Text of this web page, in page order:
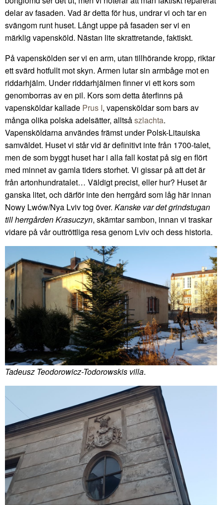
delar av fasaden. Vad är detta för hus, undrar vi och tar en
svängom runt huset. Långt uppe på fasaden ser vi en
märklig vapensköld. Nästan lite skrattretande, faktiskt.
På vapenskölden ser vi en arm, utan tillhörande kropp, riktar
ett svärd hotfullt mot skyn. Armen lutar sin armbåge mot en
riddarhjälm. Under riddarhjälmen finner vi ett kors som
genomborras av en pil. Kors som detta återfinns på
vapensköldar kallade Prus I, vapensköldar som bars av
många olika polska adelsätter, alltsåszlachta.
Vapensköldarna användes främst under Polsk-Litauiska
samväldet. Huset vi står vid är definitivt inte från 1700-talet,
men de som byggt huset har i alla fall kostat på sig en flört
med minnet av gamla tiders storhet. Vi gissar på att det är
från artonhundratalet… Väldigt precist, eller hur? Huset är
ganska litet, och därför inte den herrgård som låg här innan
Nowy Lwów/Nya Lviv tog över. Kanske var det grindstugan
till herrgården Krasuczyn, skämtar sambon, innan vi traskar
vidare på vår outtröttliga resa genom Lviv och dess historia.
Tadeusz Teodorowicz-Todorowskis villa.